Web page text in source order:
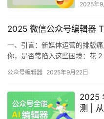
2025年9
2025 微信公众号编辑器
一、引言：新媒体运营的排版
你，是否常陷入这些困境：花
众号编辑器？如今公众号内容
能从基础排版到 AI 辅助创作
一…
公众号编辑器 2025年9月22日
2025
测 |